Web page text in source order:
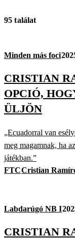
95 találat
Minden más foci
CRISTIAN
OPCIÓ,
ÜLJÖN
„Ecuadorral van
meg magamnak, ha
játékban.”
FTCCristian
Labdarúgó NB I
CRISTIAN